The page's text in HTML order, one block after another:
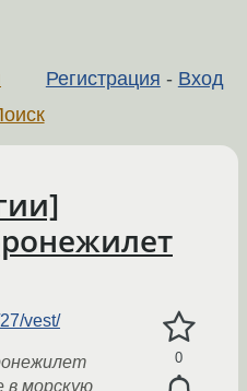
Регистрация - Вход
0
vest/
в морскую